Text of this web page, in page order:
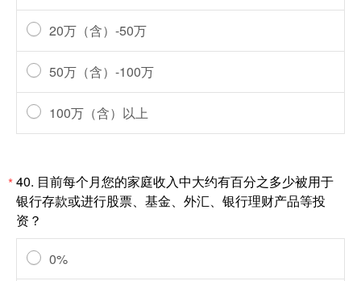
20万（含）-50万
50万（含）-100万
100万（含）以上
*40. 目前每个月您的家庭收入中大约有百分之多少被用于
银行存款或进行股票、基金、外汇、银行理财产品等投
资？
0%